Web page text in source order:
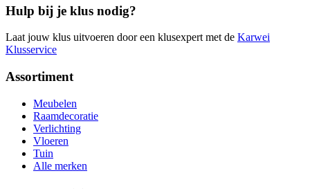
Hulp bij je klus nodig?
Laat jouw klus uitvoeren door een klusexpert met de Karwei
Klusservice
Assortiment
Meubelen
Raamdecoratie
Verlichting
Vloeren
Tuin
Alle merken